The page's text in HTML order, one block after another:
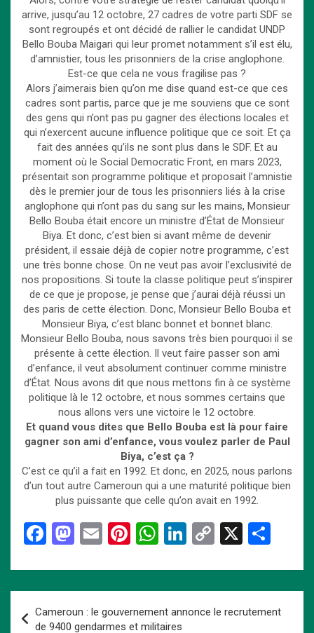
arrive, jusqu’au 12 octobre, 27 cadres de votre parti SDF se
sont regroupés et ont décidé de rallier le candidat UNDP
Bello Bouba Maigari qui leur promet notamment s’il est élu,
d’amnistier, tous les prisonniers de la crise anglophone.
Est-ce que cela ne vous fragilise pas ?
Alors j’aimerais bien qu’on me dise quand est-ce que ces
cadres sont partis, parce que je me souviens que ce sont
des gens qui n’ont pas pu gagner des élections locales et
qui n’exercent aucune influence politique que ce soit. Et ça
fait des années qu’ils ne sont plus dans le SDF. Et au
moment où le Social Democratic Front, en mars 2023,
présentait son programme politique et proposait l’amnistie
dès le premier jour de tous les prisonniers liés à la crise
anglophone qui n’ont pas du sang sur les mains, Monsieur
Bello Bouba était encore un ministre d’État de Monsieur
Biya. Et donc, c’est bien si avant même de devenir
président, il essaie déjà de copier notre programme, c’est
une très bonne chose. On ne veut pas avoir l’exclusivité de
nos propositions. Si toute la classe politique peut s’inspirer
de ce que je propose, je pense que j’aurai déjà réussi un
des paris de cette élection. Donc, Monsieur Bello Bouba et
Monsieur Biya, c’est blanc bonnet et bonnet blanc.
Monsieur Bello Bouba, nous savons très bien pourquoi il se
présente à cette élection. Il veut faire passer son ami
d’enfance, il veut absolument continuer comme ministre
d’État. Nous avons dit que nous mettons fin à ce système
politique là le 12 octobre, et nous sommes certains que
nous allons vers une victoire le 12 octobre.
Et quand vous dites que Bello Bouba est là pour faire
gagner son ami d’enfance, vous voulez parler de Paul
Biya, c’est ça ?
C’est ce qu’il a fait en 1992. Et donc, en 2025, nous parlons
d’un tout autre Cameroun qui a une maturité politique bien
plus puissante que celle qu’on avait en 1992.
F
ce
o
M
st
d
E
ail
Pi
er
t
W
at
A
Li
ke
n
C
py
Li
n
X
ta
er
de
Cameroun : le gouvernement annonce le recrutement
de 9400 gendarmes et militaires